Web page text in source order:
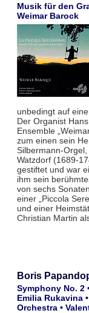
Musik für den
Weimar Barock
unbedingt auf
Der Organist
Ensemble
zum einen sein
Silbermann-
Watzdorf (1689-
gestiftet und war
ihm sein
von sechs
einer „Piccola
und einer
Christian Martin
Boris
Symphony No. 2
Emilia Rukavina
Orchestra •